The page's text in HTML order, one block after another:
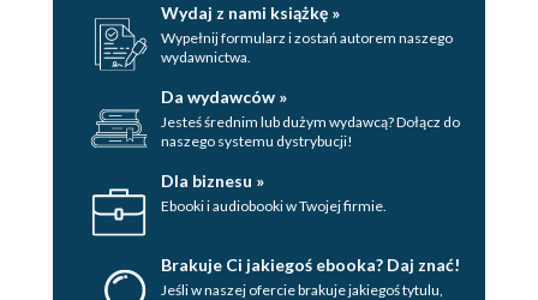
Wydaj z nami książkę »
Wypełnij formularz i zostań autorem naszego
wydawnictwa.
Da wydawców »
Jesteś średnim lub dużym wydawcą? Dołącz do
naszego systemu dystrybucji!
Dla biznesu »
Ebooki i audiobooki w Twojej firmie.
Brakuje Ci jakiegoś ebooka? Daj znać!
Jeśli w naszej ofercie brakuje jakiegoś tytulu,